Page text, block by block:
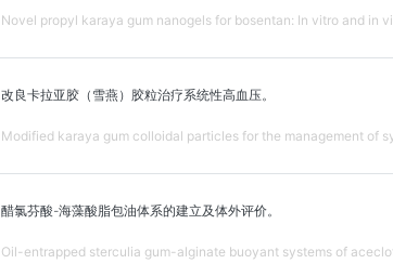
Novel propyl karaya gum nanogels for bosentan: In vitro and in
改良卡拉亚胶（雪燕）胶粒治疗系统性高血压。
Modified karaya gum colloidal particles for the management of
醋氯芬酸-海藻酸脂包油体系的建立及体外评价。
Oil-entrapped sterculia gum-alginate buoyant systems of